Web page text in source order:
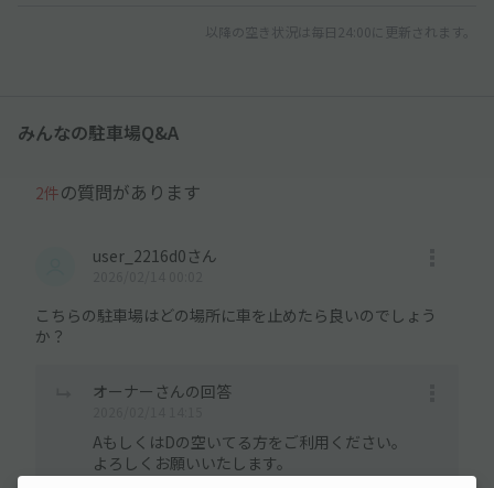
以降の空き状況は毎日24:00に更新されます。
みんなの駐車場Q&A
2件の質問があります
user_2216d0さん
こちらの駐車場はどの場所に車を止めたら良いのでしょう
か？
オーナーさんの回答
AもしくはDの空いてる方をご利用ください。
よろしくお願いいたします。